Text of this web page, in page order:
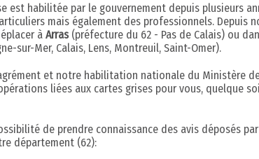
est habilitée par le gouvernement depuis plusieurs
mais également des professionnels. Depuis
à Arras(préfecture du 62 - Pas de Calais) ou
sur-Mer, Calais, Lens, Montreuil, Saint-Omer).
et notre habilitation nationale du Ministère
liées aux cartes grises pour vous, quelque
de prendre connaissance des avis déposés
département (62):